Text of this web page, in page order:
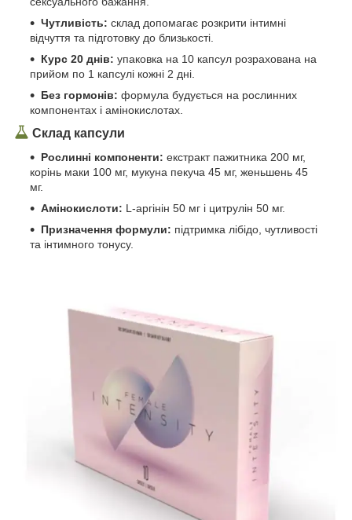
Чутливість: склад допомагає розкрити інтимні
відчуття та підготовку до близькості.
Курс 20 днів: упаковка на 10 капсул розрахована на
прийом по 1 капсулі кожні 2 дні.
Без гормонів: формула будується на рослинних
компонентах і амінокислотах.
Склад капсули
Рослинні компоненти: екстракт пажитника 200 мг,
корінь маки 100 мг, мукуна пекуча 45 мг, женьшень 45
мг.
Амінокислоти: L-аргінін 50 мг і цитрулін 50 мг.
Призначення формули: підтримка лібідо, чутливості
та інтимного тонусу.